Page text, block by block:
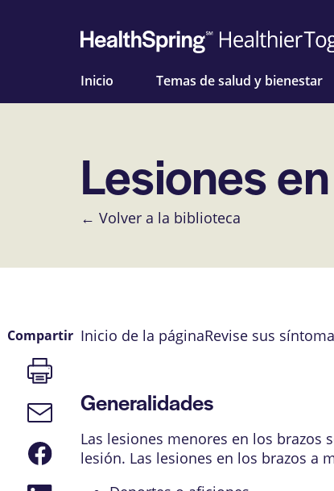
Inicio Temas de salud y bienestar
Lesiones
← Volver a la biblioteca
Inicio de la páginaRevise sus
Generalidades
Las lesiones menores en los brazos
lesión. Las lesiones en los brazos a
Compartir
Imprimir
página
Enlace
de
correo
electrónico
Compartir
en